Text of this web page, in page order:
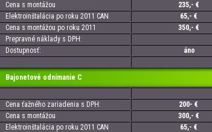
Cena s montážou
235,- €
Elektroinštalácia po roku 2011 CAN
65,- €
Cena s montážou po roku 2011
350,- €
Prepravné náklady s DPH:
Dostupnosť:
áno
Bajonetové odnímanie C
Cena ťažného zariadenia s DPH:
200- €
Cena s montážou
300,- €
Elektroinštalácia po roku 2011 CAN
65,- €